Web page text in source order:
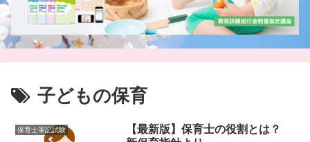
子どもの保育
保育士筆記試験
【最新版】保育士の役割とは？